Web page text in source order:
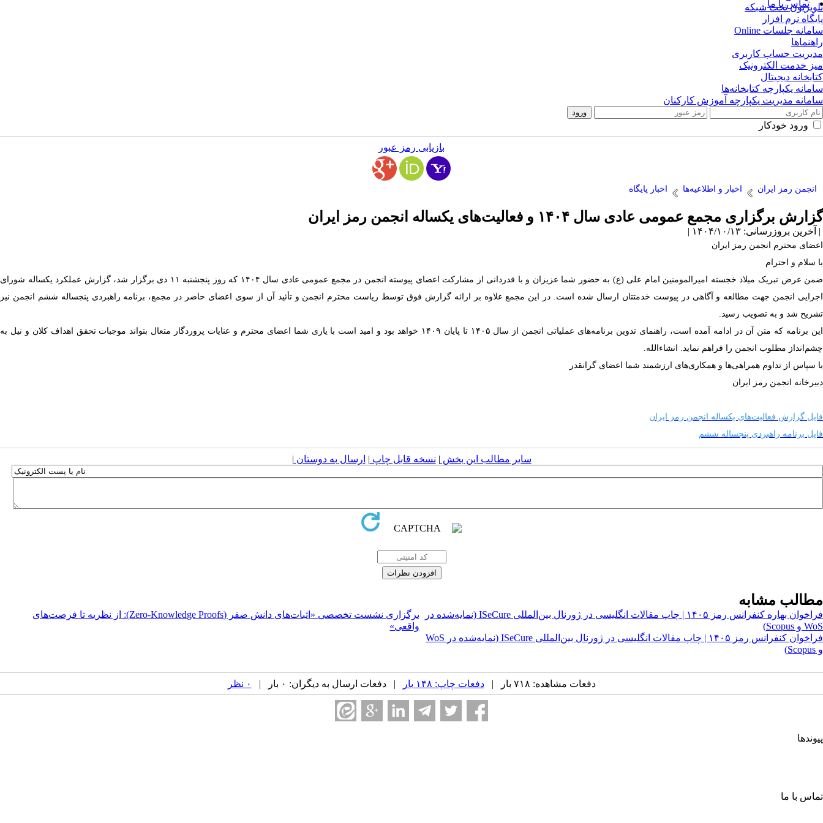
تماس با ما
تلویزیون تحت شبکه
پایگاه نرم افزار
سامانه جلسات Online
راهنماها
مدیریت حساب کاربری
میز خدمت الکترونیک
کتابخانه دیجیتال
سامانه یکپارچه کتابخانه‌ها
سامانه مدیریت یکپارچه آموزش کارکنان
ورود خودکار
بازیابی رمز عبور
انجمن رمز ایران اخبار و اطلاعیه‌ها اخبار پایگاه
گزارش برگزاری مجمع عمومی عادی سال ۱۴۰۴ و فعالیت‌های یکساله انجمن رمز ایران
| آخرین بروزرسانی: ۱۴۰۴/۱۰/۱۳ |
اعضای محترم انجمن رمز ایران
با سلام و احترام
ضمن عرض تبریک میلاد خجسته امیرالمومنین امام علی (ع) به حضور شما عزیزان و با قدردانی از مشارکت اعضای پیوسته انجمن در مجمع عمومی عادی سال ۱۴۰۴ که روز پنجشنبه ۱۱ دی برگزار شد، گزارش عملکرد یکساله شورای
اجرایی انجمن جهت مطالعه و آگاهی در پیوست خدمتتان ارسال شده است. در این مجمع علاوه بر ارائه گزارش فوق توسط ریاست محترم انجمن و تأئید آن از سوی اعضای حاضر در مجمع، برنامه راهبردی پنجساله ششم انجمن نیز
تشریح شد و به تصویب رسید.
این برنامه که متن آن در ادامه آمده است، راهنمای تدوین برنامه‌های عملیاتی انجمن از سال ۱۴۰۵ تا پایان ۱۴۰۹ خواهد بود و امید است با یاری شما اعضای محترم و عنایات پروردگار متعال بتواند موجبات تحقق اهداف کلان و نیل به
چشم‌انداز مطلوب انجمن را فراهم نماید. انشاءالله.
با سپاس از تداوم همراهی‌ها و همکاری‌های ارزشمند شما اعضای گرانقدر
دبیرخانه انجمن رمز ایران
فایل گزارش فعالیت‌های یکساله انجمن رمز ایران
فایل برنامه راهبردی پنجساله ششم
سایر مطالب این بخش | نسخه قابل چاپ | ارسال به دوستان |
مطالب مشابه
فراخوان بهاره کنفرانس رمز ۱۴۰۵ | چاپ مقالات انگلیسی در ژورنال بین‌المللی ISeCure (نمایه‌شده در
WoS و Scopus)
برگزاری نشست تخصصی «اثبات‌های دانش صفر (Zero-Knowledge Proofs): از نظریه تا فرصت‌های
واقعی»
فراخوان کنفرانس رمز ۱۴۰۵ | چاپ مقالات انگلیسی در ژورنال بین‌المللی ISeCure (نمایه‌شده در WoS
و Scopus)
دفعات مشاهده: ۷۱۸ بار | دفعات چاپ: ۱۴۸ بار | دفعات ارسال به دیگران: ۰ بار | ۰ نظر
پیوندها
تماس با ما